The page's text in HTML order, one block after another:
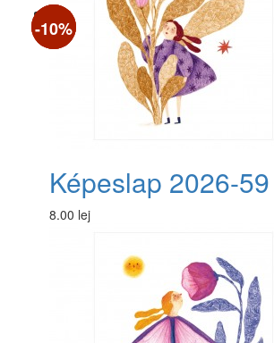
Képeslap 2026-59
8.00 lej
-10%
-10%
-10%